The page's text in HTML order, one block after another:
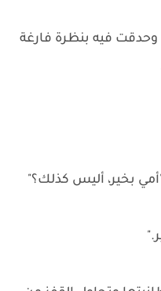
وحدقت فيه بنظرة فارغة
بخير، أليس كذلك؟"